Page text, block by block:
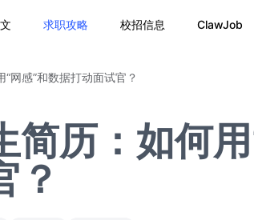
求职攻略 校招信息 ClawJob
网感”和数据打动面试官？
简历：如何
？